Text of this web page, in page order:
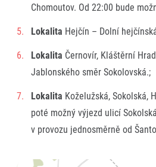
Chomoutov. Od 22:00 bude
Lokalita Hejčín – Dolní
Lokalita Černovír, Kláštěrní
Jablonského směr Sokolovská.;
Lokalita Koželužská, Sokolská,
poté možný výjezd ulicí
v provozu jednosměrně od